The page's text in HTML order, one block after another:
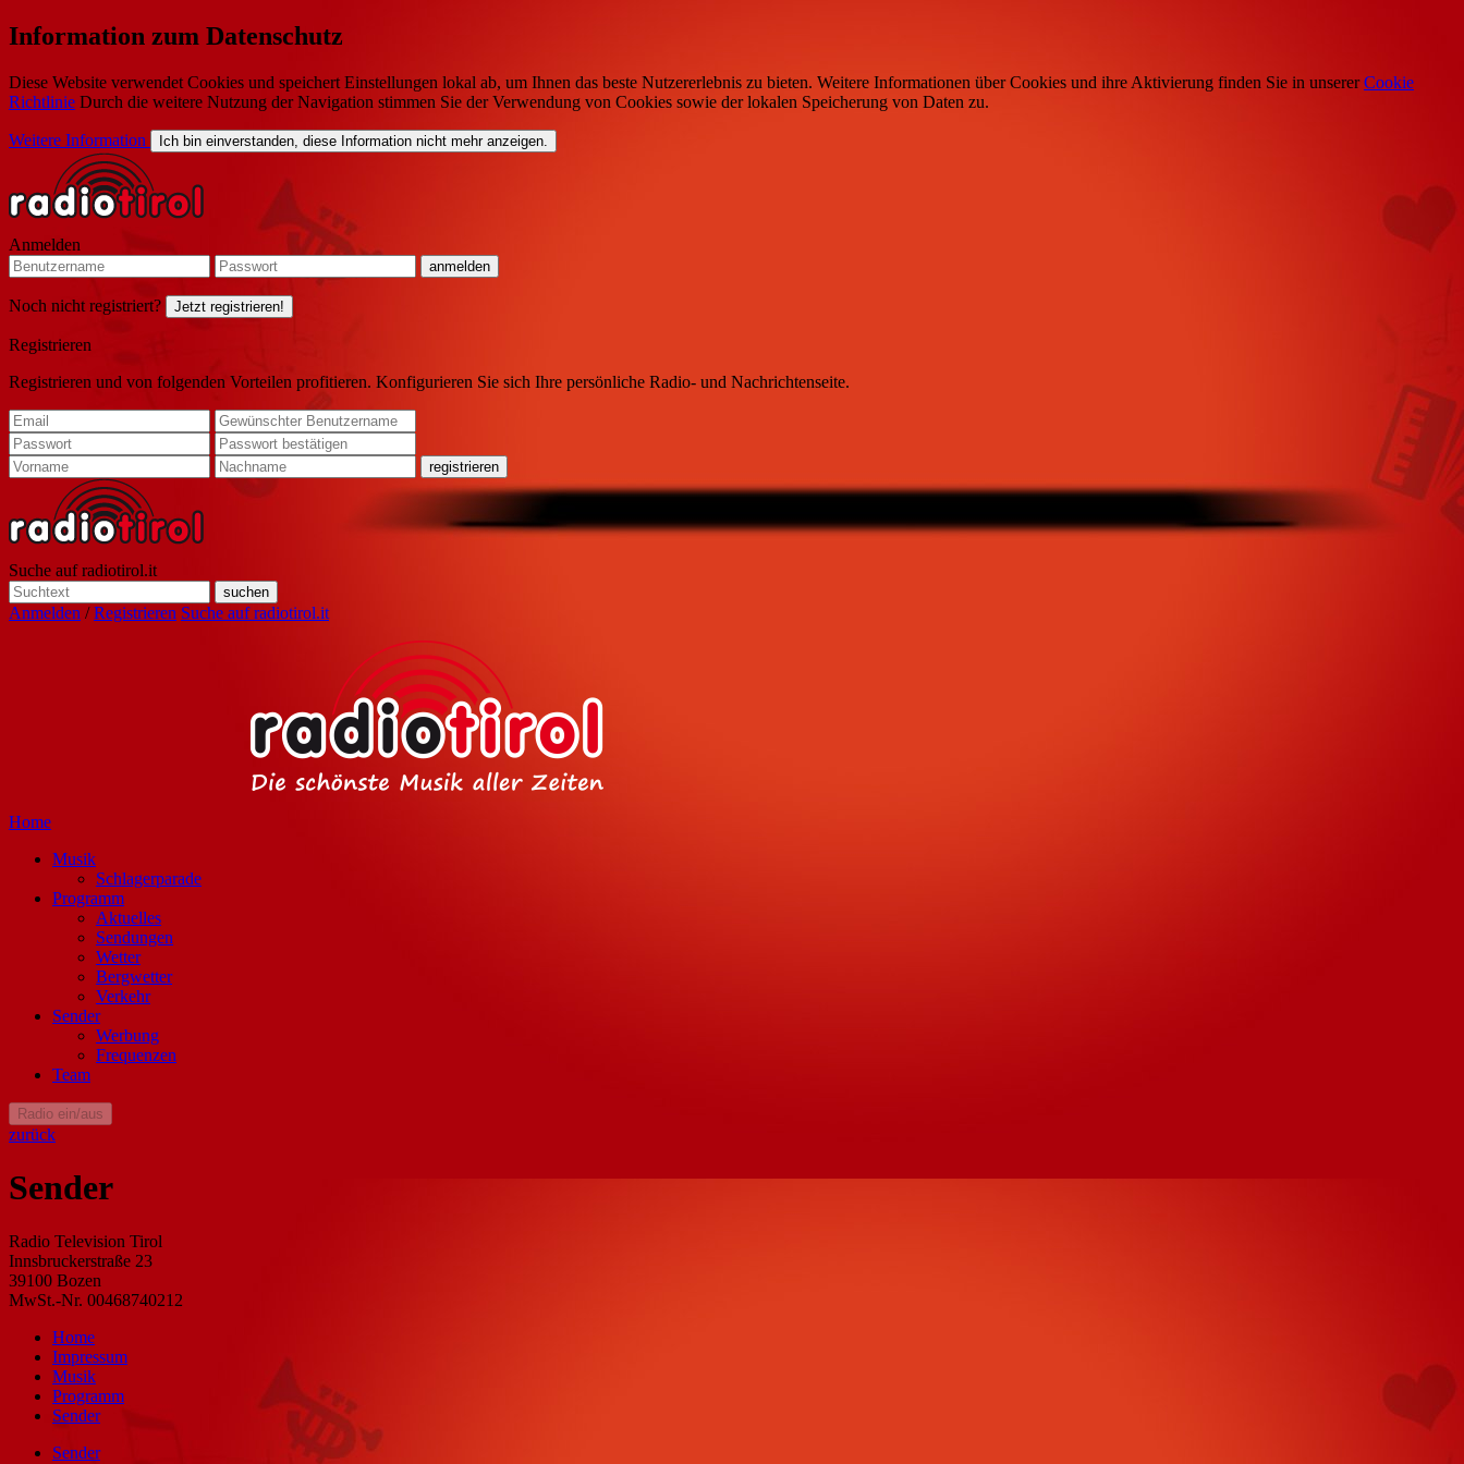
Information zum Datenschutz
Diese Website verwendet Cookies und speichert Einstellungen lokal ab, um Ihnen das beste Nutzererlebnis zu bieten. Weitere Informationen über Cookies und ihre Aktivierung finden Sie in unsererCookie
Richtlinie Durch die weitere Nutzung der Navigation stimmen Sie der Verwendung von Cookies sowie der lokalen Speicherung von Daten zu.
Weitere Information Ich bin einverstanden, diese Information nicht mehr anzeigen.
Anmelden
Noch nicht registriert? Jetzt registrieren!
Registrieren
Registrieren und von folgenden Vorteilen profitieren. Konfigurieren Sie sich Ihre persönliche Radio- und Nachrichtenseite.
Suche auf radiotirol.it
Anmelden /Registrieren Suche auf radiotirol.it
Home
Musik
Schlagerparade
Programm
Aktuelles
Sendungen
Wetter
Bergwetter
Verkehr
Sender
Werbung
Frequenzen
Team
Radio ein/aus
zurück
Sender
Radio Television Tirol
Innsbruckerstraße 23
39100 Bozen
MwSt.-Nr. 00468740212
Home
Impressum
Musik
Programm
Sender
Sender